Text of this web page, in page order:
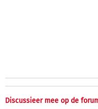
Discussieer mee op de